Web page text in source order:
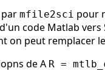
mfile2sci pour
code Matlab
on peut remplacer
de A R =